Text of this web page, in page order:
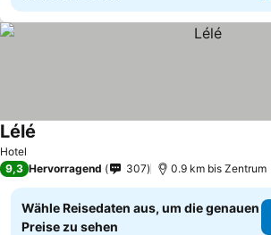
Hotel
Lélé
9,3 Hervorragend 307 0.9 km bis Zentrum
Wähle Reisedaten aus, um die genauen
Preise zu sehen